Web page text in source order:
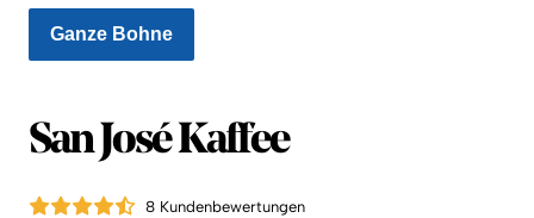
Ganze Bohne
San José Kaffee
8 Kundenbewertungen